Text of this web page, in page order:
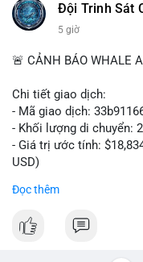
Đội Trinh Sát
5 giờ
🚨 CẢNH BÁO WHALE
Chi tiết giao dịch:
- Mã giao dịch:
- Khối lượng di chuyển:
- Giá trị ước tính:
USD)
Khối lượng gần 290
Đọc thêm